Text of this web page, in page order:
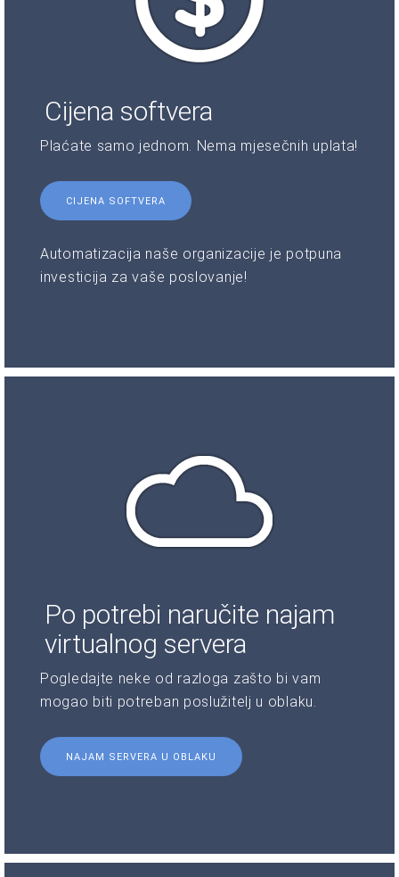
Cijena softvera
Plaćate samo jednom. Nema mjesečnih uplata!
CIJENA SOFTVERA
Automatizacija naše organizacije je potpuna
investicija za vaše poslovanje!
Po potrebi naručite najam
virtualnog servera
Pogledajte neke od razloga zašto bi vam
mogao biti potreban poslužitelj u oblaku.
NAJAM SERVERA U OBLAKU